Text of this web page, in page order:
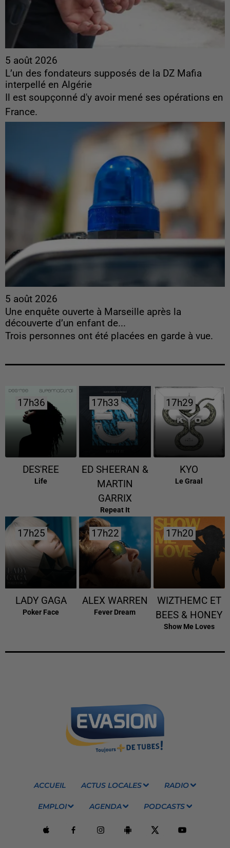
5 août 2026
L’un des fondateurs supposés de la DZ Mafia
interpellé en Algérie
Il est soupçonné d'y avoir mené ses opérations en
France.
5 août 2026
Une enquête ouverte à Marseille après la
découverte d’un enfant de...
Trois personnes ont été placées en garde à vue.
17h36
17h36
DES'REE
Life
17h33
17h33
ED SHEERAN &
MARTIN
GARRIX
Repeat It
17h29
17h29
KYO
Le Graal
17h25
17h25
LADY GAGA
Poker Face
17h22
17h22
ALEX WARREN
Fever Dream
17h20
17h20
WIZTHEMC ET
BEES & HONEY
Show Me Loves
ACCUEIL ACTUS LOCALES RADIO
EMPLOI AGENDA PODCASTS